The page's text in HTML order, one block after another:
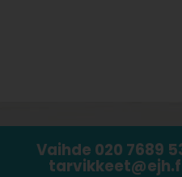
Vaihde 020 7689